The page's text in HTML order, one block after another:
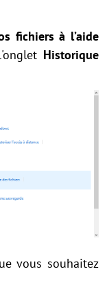
fichiers à l’aide
Historique
vous souhaitez